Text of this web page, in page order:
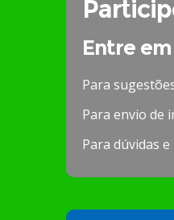
Entre
Para
Para envio de
Para dúvidas